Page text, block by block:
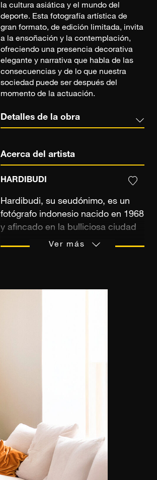
la cultura asiática y el mundo del
deporte. Esta fotografía artística de
gran formato, de edición limitada, invita
a la ensoñación y la contemplación,
ofreciendo una presencia decorativa
elegante y narrativa que habla de las
consecuencias y de lo que nuestra
sociedad puede ser después del
momento de la actuación.
Detalles de la obra
Acerca del artista
HARDIBUDI
Hardibudi, su seudónimo, es un
fotógrafo indonesio nacido en 1968
y afincado en la bulliciosa ciudad
de Yakarta. Desde muy joven
de retoque le permite dominar esta
cuidada estética con extrema
precisión. Para condensar el
impacto emocional de sus obras,
Hardibudi elimina cualquier
Ver más